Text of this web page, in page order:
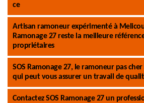
ce
Artisan ramoneur expérimenté à
Ramonage 27 reste la meilleure
propriétaires
SOS Ramonage 27, le ramoneur pas
qui peut vous assurer un travail de
Contactez SOS Ramonage 27 un